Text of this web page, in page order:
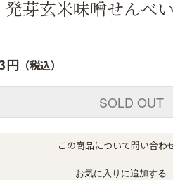
芽玄米味噌せんべい
円 （税込）
SOLD OUT
この商品について問い合わ
お気に入りに追加する